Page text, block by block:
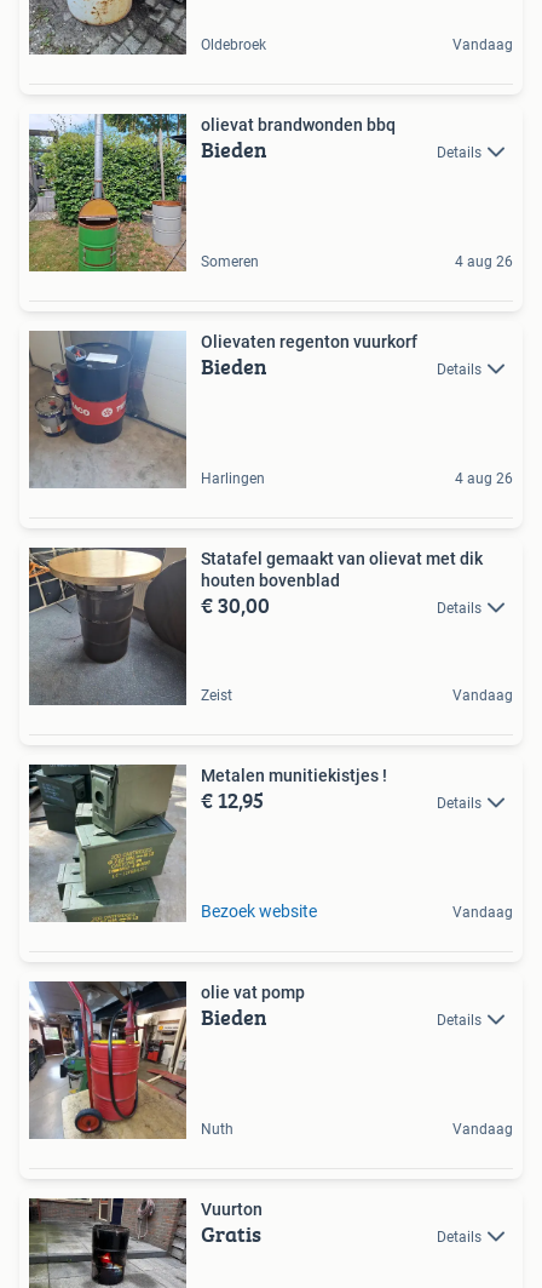
Oldebroek Vandaag
olievat brandwonden bbq
Bieden Details
Someren 4 aug 26
Olievaten regenton vuurkorf
Bieden Details
Harlingen 4 aug 26
Statafel gemaakt van olievat met dik
houten bovenblad
€ 30,00 Details
Zeist Vandaag
Metalen munitiekistjes !
€ 12,95 Details
Bezoek website Vandaag
olie vat pomp
Bieden Details
Nuth Vandaag
Vuurton
Gratis Details